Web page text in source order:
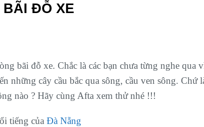
BÃI ĐỖ XE
bãi đỗ xe. Chắc là các bạn chưa từng nghe qua
những cây cầu bắc qua sông, cầu ven sông. Chứ
nào ? Hãy cùng Afta xem thử nhé !!!
tiếng của Đà Nẵng